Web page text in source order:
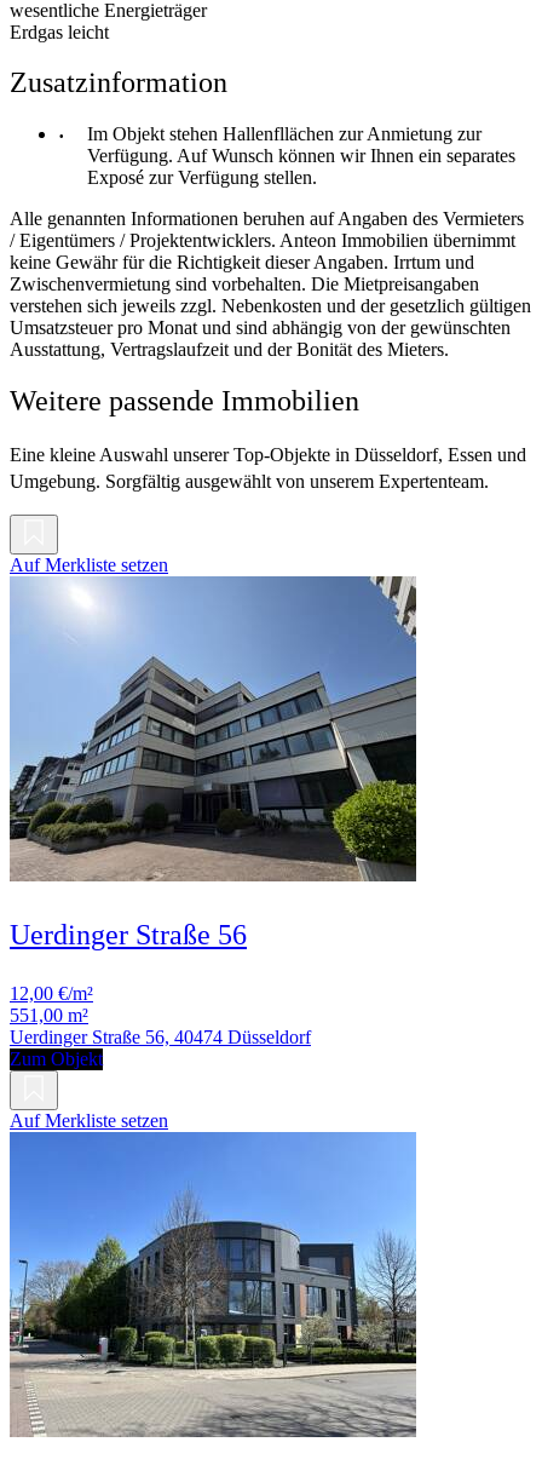
wesentliche Energieträger
Erdgas leicht
Zusatzinformation
Im Objekt stehen Hallenfllächen zur Anmietung zur
Verfügung. Auf Wunsch können wir Ihnen ein separates
Exposé zur Verfügung stellen.
Alle genannten Informationen beruhen auf Angaben des Vermieters
/ Eigentümers / Projektentwicklers. Anteon Immobilien übernimmt
keine Gewähr für die Richtigkeit dieser Angaben. Irrtum und
Zwischenvermietung sind vorbehalten. Die Mietpreisangaben
verstehen sich jeweils zzgl. Nebenkosten und der gesetzlich gültigen
Umsatzsteuer pro Monat und sind abhängig von der gewünschten
Ausstattung, Vertragslaufzeit und der Bonität des Mieters.
Weitere passende Immobilien
Eine kleine Auswahl unserer Top-Objekte in Düsseldorf, Essen und
Umgebung. Sorgfältig ausgewählt von unserem Expertenteam.
Auf Merkliste setzen
Uerdinger Straße 56
12,00 €/m²
551,00 m²
Uerdinger Straße 56, 40474 Düsseldorf
Zum Objekt
Auf Merkliste setzen